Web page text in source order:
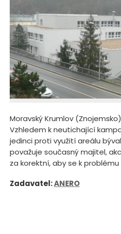
Moravský Krumlov
Vzhledem k neutichající
jedinci proti využití areálu
považuje současný majitel,
za korektní, aby se k
Zadavatel:ANERO